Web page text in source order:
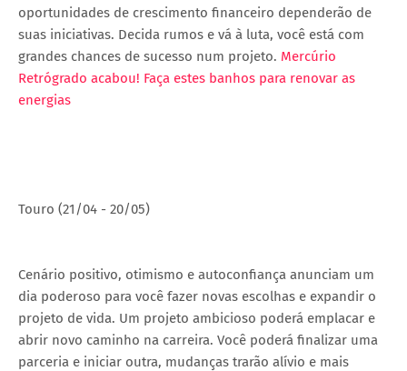
oportunidades de crescimento financeiro dependerão de
suas iniciativas. Decida rumos e vá à luta, você está com
grandes chances de sucesso num projeto. Mercúrio
Retrógrado acabou! Faça estes banhos para renovar as
energias
Touro (21/04 - 20/05)
Cenário positivo, otimismo e autoconfiança anunciam um
dia poderoso para você fazer novas escolhas e expandir o
projeto de vida. Um projeto ambicioso poderá emplacar e
abrir novo caminho na carreira. Você poderá finalizar uma
parceria e iniciar outra, mudanças trarão alívio e mais